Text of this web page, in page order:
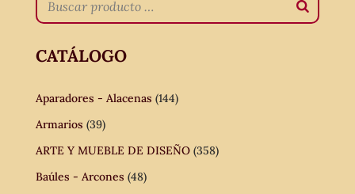
CATÁLOGO
Aparadores - Alacenas (144)
Armarios (39)
ARTE Y MUEBLE DE DISEÑO (358)
Baúles - Arcones (48)